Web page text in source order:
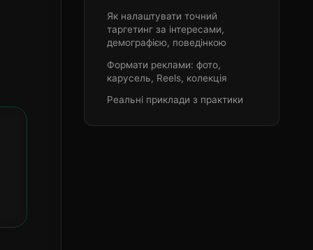
Як налаштувати точний
таргетинг за інтересами,
демографією, поведінкою
Формати реклами: фото,
карусель, Reels, колекція
Реальні приклади з практики